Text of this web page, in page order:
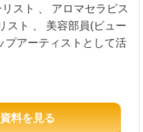
スト 、 アロマセラピス
スト 、 美容部員(ビュー
プアーティストとして活
料を見る